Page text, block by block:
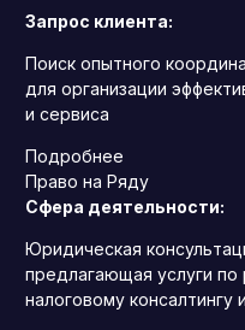
Запрос клиента:
Поиск опытного
для организации
и сервиса
Подробнее
Право на Ряду
Сфера деятельности:
Юридическая
предлагающая услуги по
налоговому консалтингу